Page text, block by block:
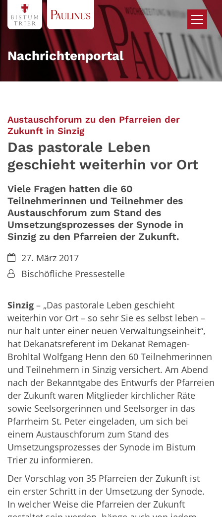
Zum Inhalt springen
Nachrichtenportal
Austauschforum zu den Pfarreien der
Zukunft in Sinzig:
Das pastorale Leben
geschieht weiterhin vor Ort
Viele Fragen hatten die 60
Teilnehmerinnen und Teilnehmer des
Austauschforum zum Stand des
Umsetzungsprozesses der Synode in
Sinzig zu den Pfarreien der Zukunft.
Datum:27. März 2017
Von:Bischöfliche Pressestelle
Sinzig – „Das pastorale Leben geschieht
weiterhin vor Ort – so sehr Sie es selbst leben –
nur halt unter einer neuen Verwaltungseinheit“,
hat Dekanatsreferent im Dekanat Remagen-
Brohltal Wolfgang Henn den 60 Teilnehmerinnen
und Teilnehmern in Sinzig versichert. Am Abend
nach der Bekanntgabe des Entwurfs der Pfarreien
der Zukunft waren Mitglieder kirchlicher Räte
sowie Seelsorgerinnen und Seelsorger in das
Pfarrheim St. Peter eingeladen, um sich bei
einem Austauschforum zum Stand des
Umsetzungsprozesses der Synode im Bistum
Trier zu informieren.
Der Vorschlag von 35 Pfarreien der Zukunft ist
ein erster Schritt in der Umsetzung der Synode.
In welcher Weise die Pfarreien der Zukunft